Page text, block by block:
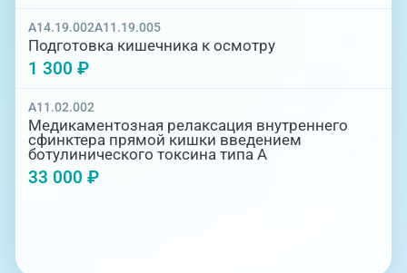
A14.19.002A11.19.005
Подготовка кишечника к осмотру
1 300 ₽
A11.02.002
Медикаментозная релаксация внутреннего
сфинктера прямой кишки введением
ботулинического токсина типа А
33 000 ₽